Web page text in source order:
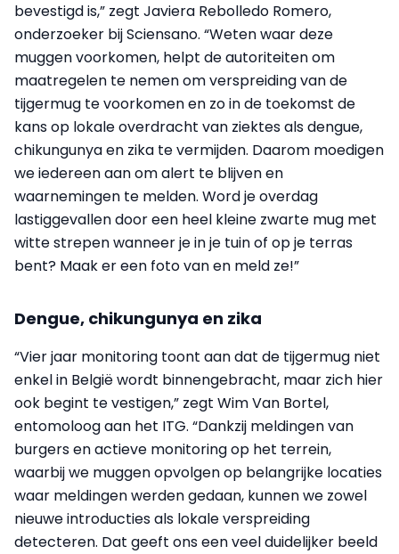
bevestigd is,” zegt Javiera Rebolledo Romero,
onderzoeker bij Sciensano. “Weten waar deze
muggen voorkomen, helpt de autoriteiten om
maatregelen te nemen om verspreiding van de
tijgermug te voorkomen en zo in de toekomst de
kans op lokale overdracht van ziektes als dengue,
chikungunya en zika te vermijden. Daarom moedigen
we iedereen aan om alert te blijven en
waarnemingen te melden. Word je overdag
lastiggevallen door een heel kleine zwarte mug met
witte strepen wanneer je in je tuin of op je terras
bent? Maak er een foto van en meld ze!”
Dengue, chikungunya en zika
“Vier jaar monitoring toont aan dat de tijgermug niet
enkel in België wordt binnengebracht, maar zich hier
ook begint te vestigen,” zegt Wim Van Bortel,
entomoloog aan het ITG. “Dankzij meldingen van
burgers en actieve monitoring op het terrein,
waarbij we muggen opvolgen op belangrijke locaties
waar meldingen werden gedaan, kunnen we zowel
nieuwe introducties als lokale verspreiding
detecteren. Dat geeft ons een veel duidelijker beeld